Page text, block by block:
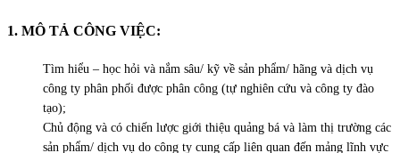
1. MÔ TẢ CÔNG VIỆC:
Tìm hiểu – học hỏi và nắm sâu/ kỹ về sản phẩm/ hãng và dịch vụ
công ty phân phối được phân công (tự nghiên cứu và công ty đào
tạo);
Chủ động và có chiến lược giới thiệu quảng bá và làm thị trường các
sản phẩm/ dịch vụ do công ty cung cấp liên quan đến mảng lĩnh vực